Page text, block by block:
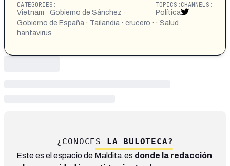
CATEGORIES:
Vietnam · Gobierno de Sánchez ·
Gobierno de España · Tailandia · crucero ·
hantavirus
TOPICS:
Política
· Salud
CHANNELS:
¿CONOCES LA BULOTECA?
Este es el espacio de Maldita.es donde la redacción